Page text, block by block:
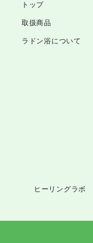
トップ
取扱商品
ラドン浴について
ヒーリングラボ